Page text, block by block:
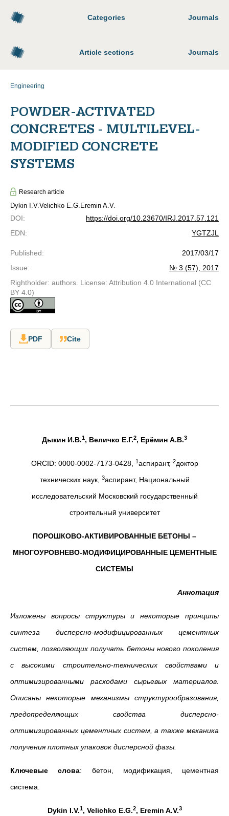
Categories Journals
Article sections Journals
Engineering
POWDER-ACTIVATED
CONCRETES - MULTILEVEL-
MODIFIED CONCRETE
SYSTEMS
Research article
Dykin I.V.Velichko E.G. Eremin A.V.
DOI:
https://doi.org/10.23670/IRJ.2017.57.121
EDN: YGTZJL
Published:
2017/03/17
Issue:
№ 3 (57), 2017
Rightholder: authors. License: Attribution 4.0 International (CC
BY 4.0)
PDF Cite
Дыкин И.В.1, Величко Е.Г.2, Ерёмин А.В.3
ORCID: 0000-0002-7173-0428, 1аспирант, 2доктор
технических наук,
3аспирант, Национальный
исследовательский Московский государственный
строительный университет
ПОРОШКОВО-АКТИВИРОВАННЫЕ БЕТОНЫ –
МНОГОУРОВНЕВО-МОДИФИЦИРОВАННЫЕ ЦЕМЕНТНЫЕ
СИСТЕМЫ
Аннотация
Изложены вопросы структуры и некоторые принципы
синтеза дисперсно-модифицированных цементных
систем, позволяющих получать бетоны нового поколения
с высокими строительно-технических свойствами и
оптимизированными расходами сырьевых материалов.
Описаны некоторые механизмы структурообразования,
предопределяющих свойства дисперсно-
оптимизированных цементных систем, а также механика
получения плотных упаковок дисперсной фазы.
Ключевые слова: бетон, модификация, цементная
система.
Dykin I.V.1, Velichko E.G.2, Eremin A.V.3